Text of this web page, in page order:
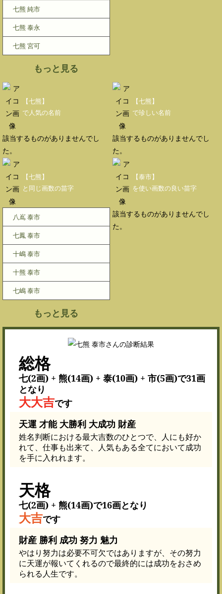
七熊 純市
七熊 泰永
七熊 宮可
もっと見る
【七熊】
で人気の名前
該当するものがありませんでし
た。
【七熊】
で珍しい名前
該当するものがありませんでし
た。
【七熊】
と同じ画数の苗字
八嶌 泰市
七鳳 泰市
十嶋 泰市
十熊 泰市
七嶋 泰市
もっと見る
【泰市】
を使い画数の良い苗字
該当するものがありませんでし
た。
総格
七(2画) + 熊(14画) + 泰(10画) + 市(5画)で31画
となり
大大吉です
天運 才能 大勝利 大成功 財産
姓名判断における最大吉数のひとつで、人にも好か
れて、仕事も出来て、人気もある全てにおいて成功
を手に入れれます。
天格
七(2画) + 熊(14画)で16画となり
大吉です
財産 勝利 成功 努力 魅力
やはり努力は必要不可欠ではありますが、その努力
に天運が報いてくれるので最終的には成功をおさめ
られる人生です。